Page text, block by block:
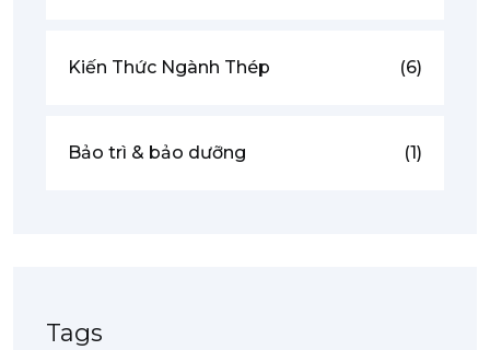
Kiến Thức Ngành Thép (6)
Bảo trì & bảo dưỡng (1)
Tags